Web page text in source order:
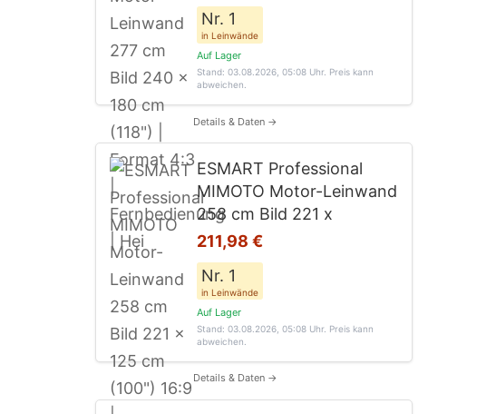
Nr. 1
in Leinwände
Auf Lager
Stand: 03.08.2026, 05:08 Uhr. Preis kann
abweichen.
Details & Daten →
ESMART Professional
MIMOTO Motor-Leinwand
258 cm Bild 221 x
211,98 €
Nr. 1
in Leinwände
Auf Lager
Stand: 03.08.2026, 05:08 Uhr. Preis kann
abweichen.
Details & Daten →